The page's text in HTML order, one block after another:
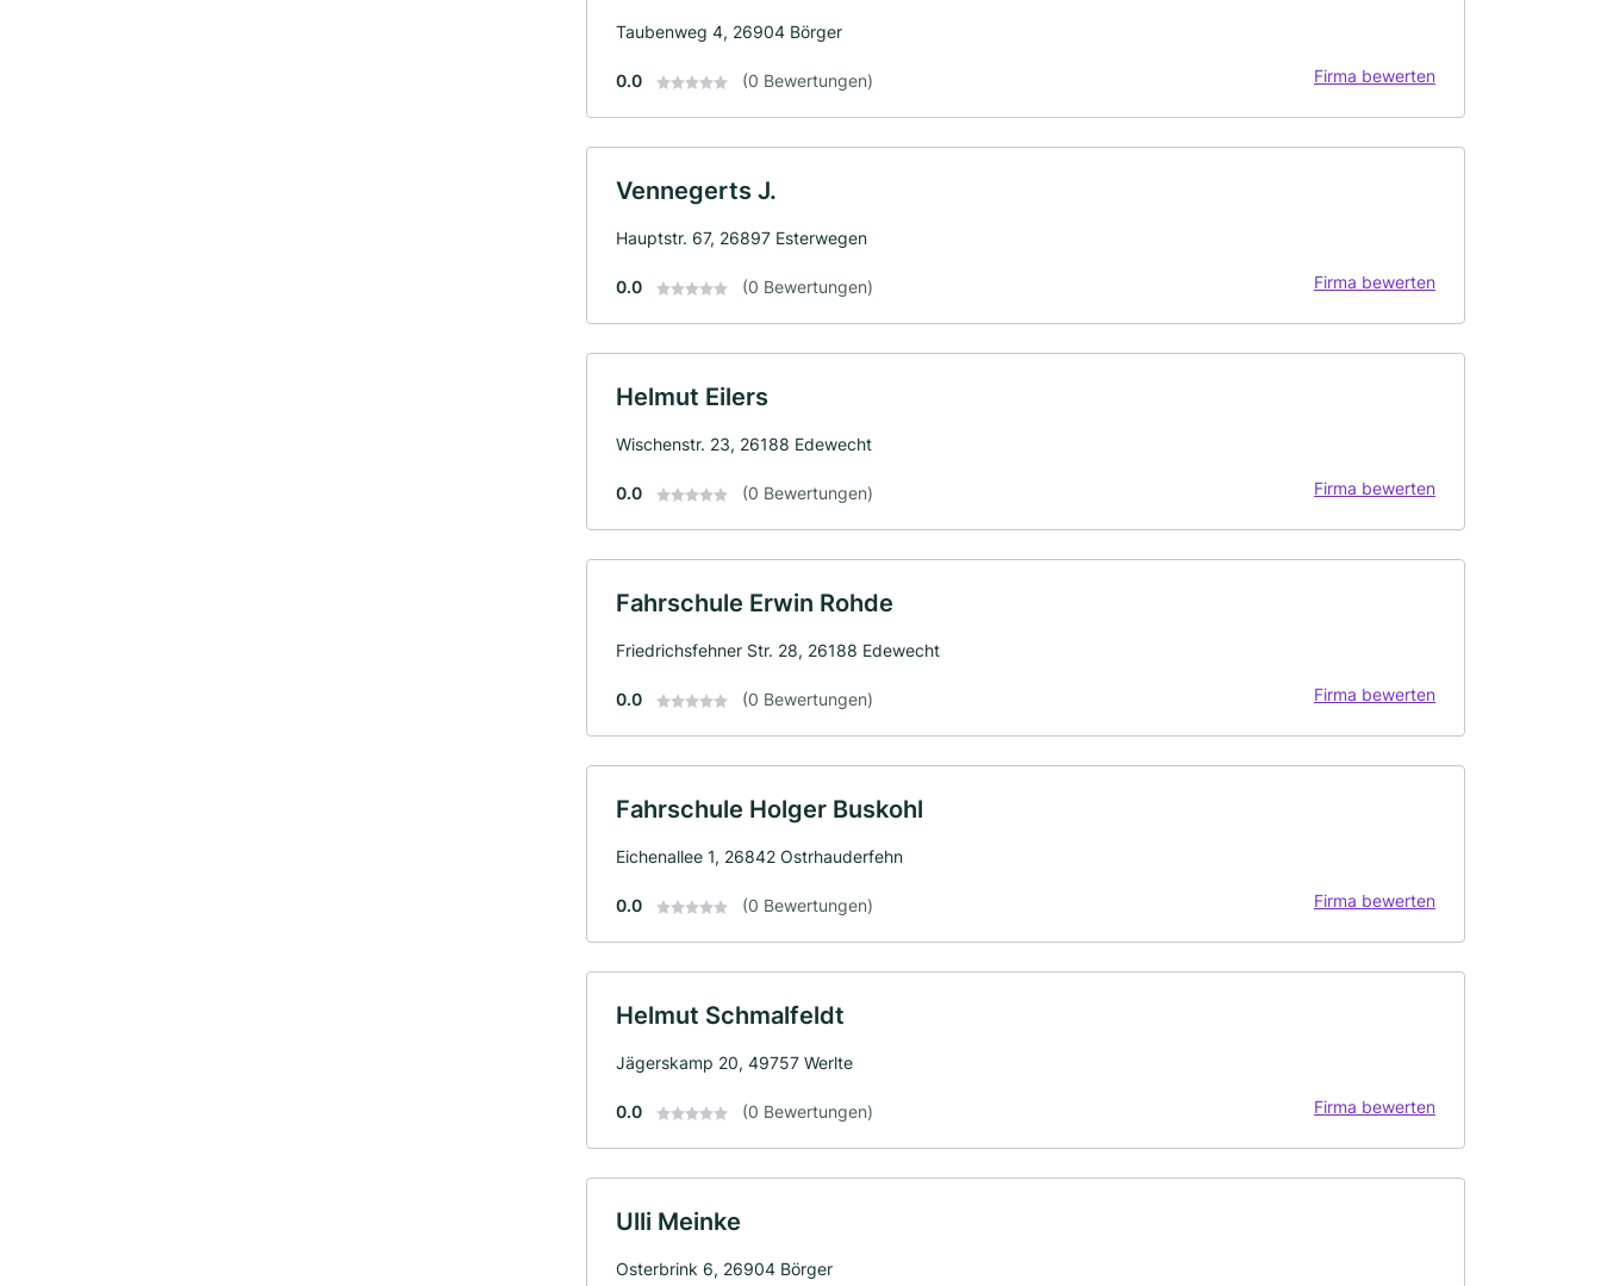
Taubenweg 4, 26904 Börger
0.0 (0 Bewertungen) Firma bewerten
Vennegerts J.
Hauptstr. 67, 26897 Esterwegen
0.0 (0 Bewertungen) Firma bewerten
Helmut Eilers
Wischenstr. 23, 26188 Edewecht
0.0 (0 Bewertungen) Firma bewerten
Fahrschule Erwin Rohde
Friedrichsfehner Str. 28, 26188 Edewecht
0.0 (0 Bewertungen) Firma bewerten
Fahrschule Holger Buskohl
Eichenallee 1, 26842 Ostrhauderfehn
0.0 (0 Bewertungen) Firma bewerten
Helmut Schmalfeldt
Jägerskamp 20, 49757 Werlte
0.0 (0 Bewertungen) Firma bewerten
Ulli Meinke
Osterbrink 6, 26904 Börger